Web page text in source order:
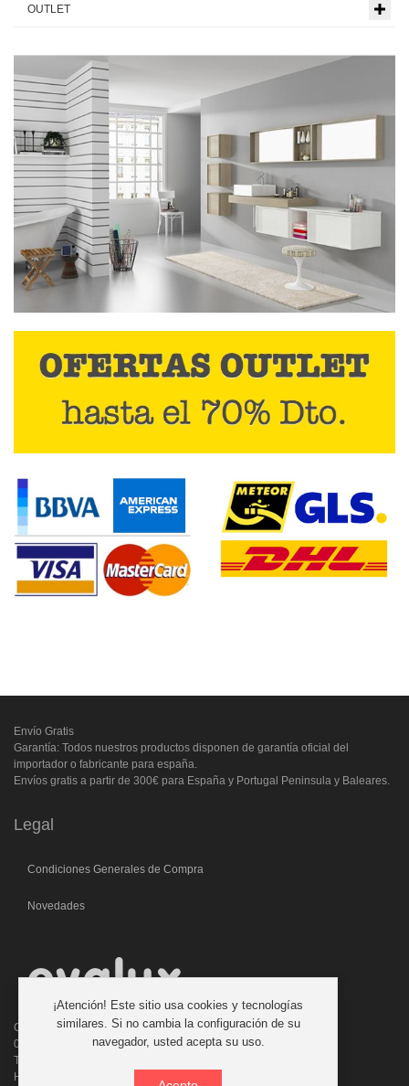
OUTLET
Envío Gratis
Garantía: Todos nuestros productos disponen de garantía oficial del
importador o fabricante para españa.
Envíos gratis a partir de 300€ para España y Portugal Peninsula y Baleares.
Legal
Condiciones Generales de Compra
Novedades
C/. Laforja, 46
08006 BARCELONA (ESPAÑA)
Teléfono: 933 210 593 - 619 711 900
Horario atencion telefonica: 9:00 a 14:00 Tardes con cita previa
¡Atención! Este sitio usa cookies y tecnologías
similares. Si no cambia la configuración de su
navegador, usted acepta su uso.